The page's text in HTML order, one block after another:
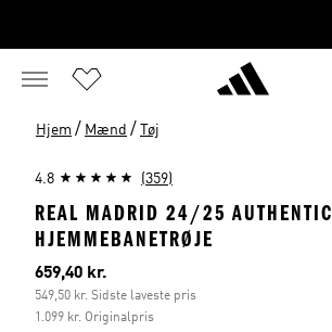
Hjem / Mænd / Tøj
4.8 (359)
REAL MADRID 24/25 AUTHENTIC
HJEMMEBANETRØJE
Nuværende pris
659,40 kr.
549,50 kr. Sidste laveste pris
1.099 kr. Originalpris